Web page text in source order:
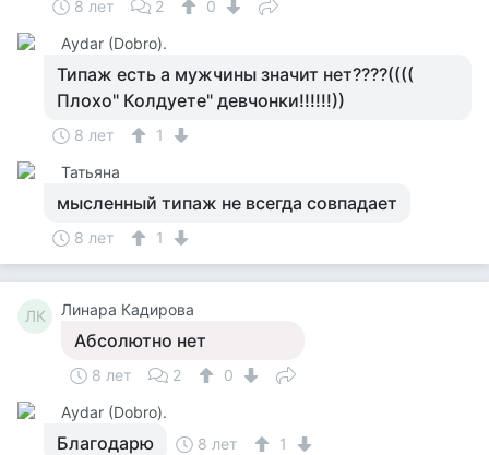
8 лет 2
0
Аydar (Dobro).
Типаж есть а мужчины значит нет????((((
Плохо" Колдуете" девчонки!!!!!!))
8 лет
1
Татьяна
мысленный типаж не всегда совпадает
8 лет 1
ЛК Линара Кадирова
Абсолютно нет
8 лет 2
0
Аydar (Dobro).
Благодарю 8 лет 1